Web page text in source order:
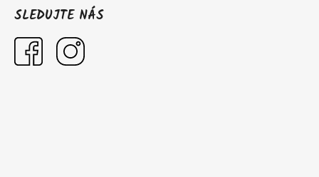
SLEDUJTE NÁS